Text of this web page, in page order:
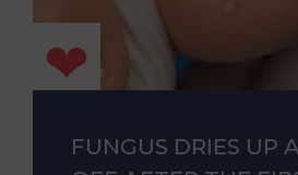
FUNGUS DRIES UP